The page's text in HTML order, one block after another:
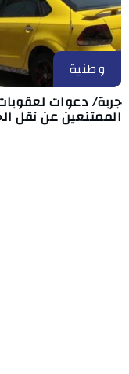
وطنية
جربة/ دعوات
الممتنعين عن نقل